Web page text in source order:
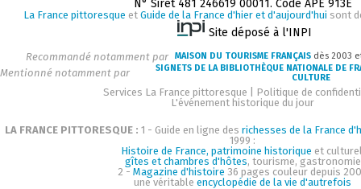
N° Siret 481 246619 00011. Code APE 913E
La France pittoresque et Guide de la France d'hier et d'aujourd'hui sont
Site déposé à l'INPI
Recommandé notamment par MAISON DU TOURISME FRANÇAIS dès 2003
Mentionné notamment par
SIGNETS DE LA BIBLIOTHÈQUE NATIONALE DE
CULTURE
Services La France pittoresque
Politique de
L'événement historique du jour
LA FRANCE PITTORESQUE : 1 - Guide en ligne des richesses de la France
1999 :
Histoire de France, patrimoine historique et
gîtes et chambres d'hôtes, tourisme, gastronomie
2 - Magazine d'histoire 36 pages couleur depuis
une véritable encyclopédie de la vie d'autrefois